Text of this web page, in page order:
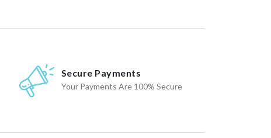
Secure Payments
Your Payments Are 100% Secure